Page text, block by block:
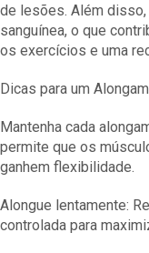
de lesões. Além disso,
sanguínea, o que
os exercícios e uma
Dicas para um
Mantenha cada
permite que os
ganhem flexibilidade.
Alongue lentamente:
controlada para